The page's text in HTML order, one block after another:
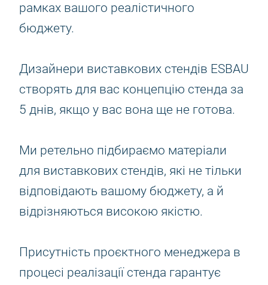
рамках вашого реалістичного
бюджету.
Дизайнери виставкових стендів ESBAU
створять для вас концепцію стенда за
5 днів, якщо у вас вона ще не готова.
Ми ретельно підбираємо матеріали
для виставкових стендів, які не тільки
відповідають вашому бюджету, а й
відрізняються високою якістю.
Присутність проєктного менеджера в
процесі реалізації стенда гарантує